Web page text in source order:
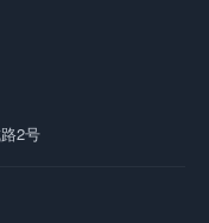
2号